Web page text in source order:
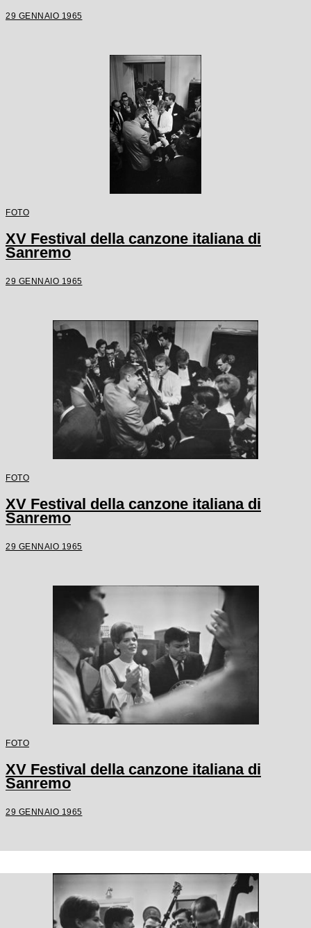
29 GENNAIO 1965
FOTO
XV Festival della canzone italiana di
Sanremo
29 GENNAIO 1965
FOTO
XV Festival della canzone italiana di
Sanremo
29 GENNAIO 1965
FOTO
XV Festival della canzone italiana di
Sanremo
29 GENNAIO 1965